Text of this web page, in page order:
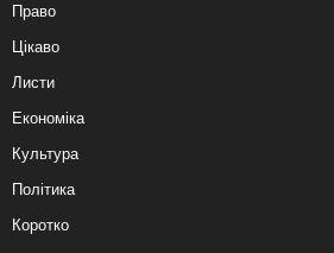
Право
Цікаво
Листи
Економіка
Культура
Політика
Коротко